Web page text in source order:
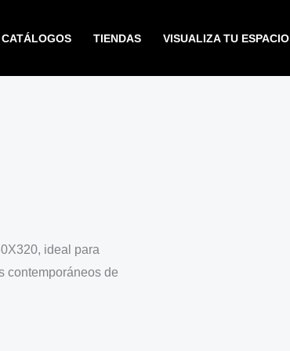
CATÁLOGOS TIENDAS VISUALIZA TU ESPACIO
ideal para
contemporáneos de